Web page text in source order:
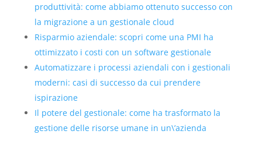
produttività: come abbiamo ottenuto successo con
la migrazione a un gestionale cloud
Risparmio aziendale: scopri come una PMI ha
ottimizzato i costi con un software gestionale
Automatizzare i processi aziendali con i gestionali
moderni: casi di successo da cui prendere
ispirazione
Il potere del gestionale: come ha trasformato la
gestione delle risorse umane in un\’azienda